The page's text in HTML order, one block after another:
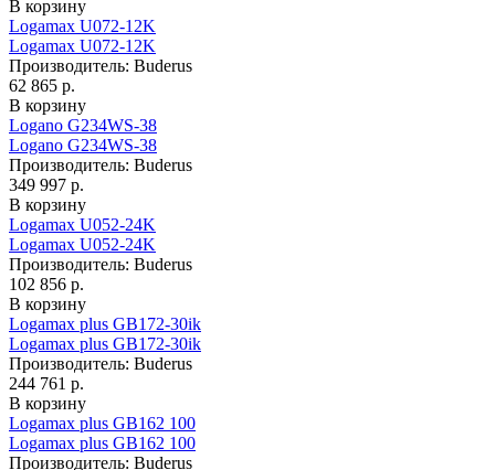
В корзину
Logamax U072-12K
Logamax U072-12K
Производитель: Buderus
62 865 р.
В корзину
Logano G234WS-38
Logano G234WS-38
Производитель: Buderus
349 997 р.
В корзину
Logamax U052-24K
Logamax U052-24K
Производитель: Buderus
102 856 р.
В корзину
Logamax plus GB172-30ik
Logamax plus GB172-30ik
Производитель: Buderus
244 761 р.
В корзину
Logamax plus GB162 100
Logamax plus GB162 100
Производитель: Buderus